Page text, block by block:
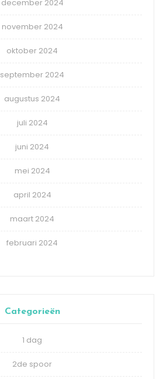
december 2024
november 2024
oktober 2024
september 2024
augustus 2024
juli 2024
juni 2024
mei 2024
april 2024
maart 2024
februari 2024
Categorieën
1 dag
2de spoor